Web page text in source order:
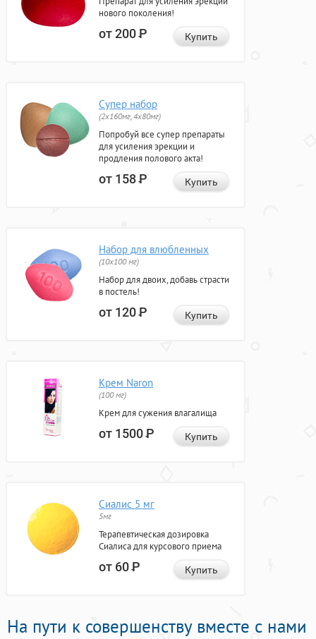
нового поколения!
от 200Р Купить
Супер набор
(2х160мг, 4х80мг)
Попробуй все супер препараты
для усиления эрекции и
продления полового акта!
от 158Р Купить
Набор для влюбленных
(10х100 мг)
Набор для двоих, добавь страсти
в постель!
от 120Р Купить
Крем Naron
(100 мг)
Крем для сужения влагалища
от 1500Р Купить
Сиалис 5 мг
5мг
Терапевтическая дозировка
Сиалиса для курсового приема
от 60Р Купить
На пути к совершенству вместе с нами